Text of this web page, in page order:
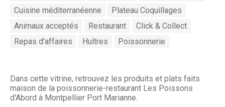
Cuisine méditerranéenne
Plateau Coquillages
Animaux acceptés
Restaurant
Click & Collect
Repas d'affaires
Huîtres Poissonnerie
Dans cette vitrine, retrouvez les produits et plats faits
maison de la poissonnerie-restaurant Les Poissons
d'Abord à Montpellier Port Marianne.